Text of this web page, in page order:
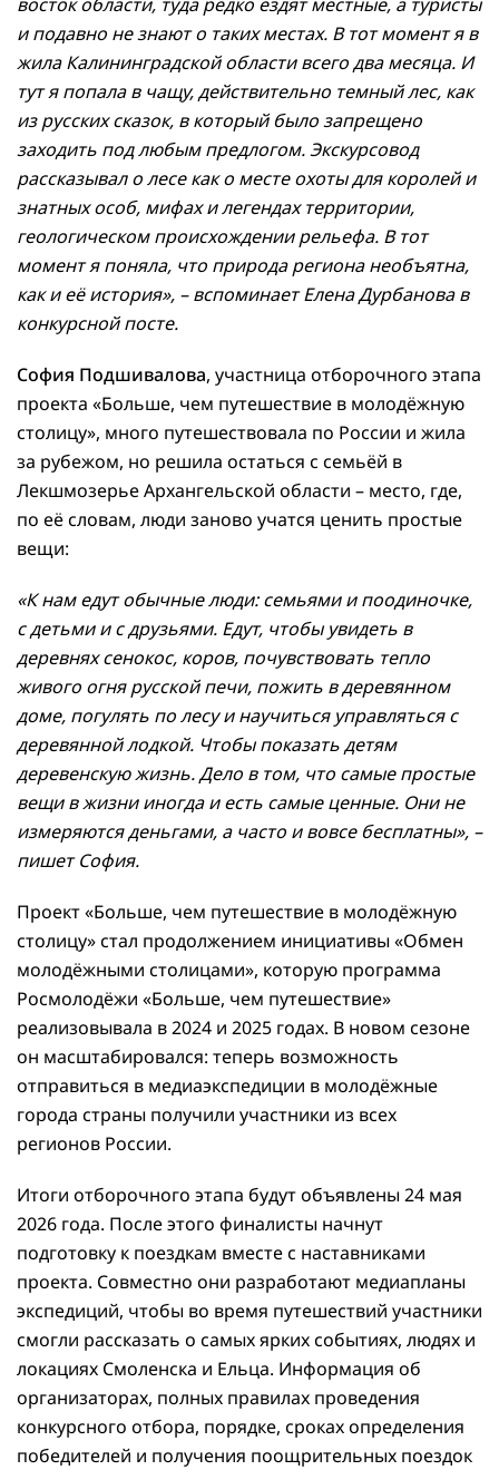
и подавно не знают о таких местах. В тот момент я в
жила Калининградской области всего два месяца. И
тут я попала в чащу, действительно темный лес, как
из русских сказок, в который было запрещено
заходить под любым предлогом. Экскурсовод
рассказывал о лесе как о месте охоты для королей и
знатных особ, мифах и легендах территории,
геологическом происхождении рельефа. В тот
момент я поняла, что природа региона необъятна,
как и её история», – вспоминает Елена Дурбанова в
конкурсной посте.
София Подшивалова, участница отборочного этапа
проекта «Больше, чем путешествие в молодёжную
столицу», много путешествовала по России и жила
за рубежом, но решила остаться с семьёй в
Лекшмозерье Архангельской области – место, где,
по её словам, люди заново учатся ценить простые
вещи:
«К нам едут обычные люди: семьями и поодиночке,
с детьми и с друзьями. Едут, чтобы увидеть в
деревнях сенокос, коров, почувствовать тепло
живого огня русской печи, пожить в деревянном
доме, погулять по лесу и научиться управляться с
деревянной лодкой. Чтобы показать детям
деревенскую жизнь. Дело в том, что самые простые
вещи в жизни иногда и есть самые ценные. Они не
измеряются деньгами, а часто и вовсе бесплатны», –
пишет София.
Проект «Больше, чем путешествие в молодёжную
столицу» стал продолжением инициативы «Обмен
молодёжными столицами», которую программа
Росмолодёжи «Больше, чем путешествие»
реализовывала в 2024 и 2025 годах. В новом сезоне
он масштабировался: теперь возможность
отправиться в медиаэкспедиции в молодёжные
города страны получили участники из всех
регионов России.
Итоги отборочного этапа будут объявлены 24 мая
2026 года. После этого финалисты начнут
подготовку к поездкам вместе с наставниками
проекта. Совместно они разработают медиапланы
экспедиций, чтобы во время путешествий участники
смогли рассказать о самых ярких событиях, людях и
локациях Смоленска и Ельца. Информация об
организаторах, полных правилах проведения
конкурсного отбора, порядке, сроках определения
победителей и получения поощрительных поездок